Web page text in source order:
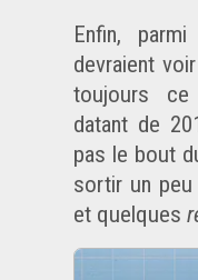
Enfin,
devraient
toujours ce
datant de
pas le bout
sortir un
et quelques